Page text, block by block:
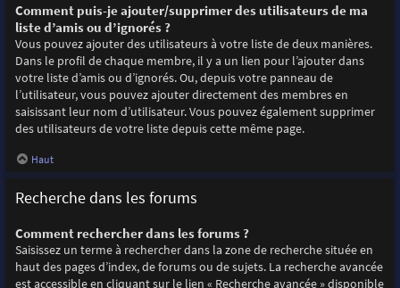
Comment puis-je ajouter/supprimer des utilisateurs de ma
liste d’amis ou d’ignorés ?
Vous pouvez ajouter des utilisateurs à votre liste de deux manières.
Dans le profil de chaque membre, il y a un lien pour l’ajouter dans
votre liste d’amis ou d’ignorés. Ou, depuis votre panneau de
l’utilisateur, vous pouvez ajouter directement des membres en
saisissant leur nom d’utilisateur. Vous pouvez également supprimer
des utilisateurs de votre liste depuis cette même page.
Haut
Recherche dans les forums
Comment rechercher dans les forums ?
Saisissez un terme à rechercher dans la zone de recherche située en
haut des pages d’index, de forums ou de sujets. La recherche avancée
est accessible en cliquant sur le lien « Recherche avancée » disponible